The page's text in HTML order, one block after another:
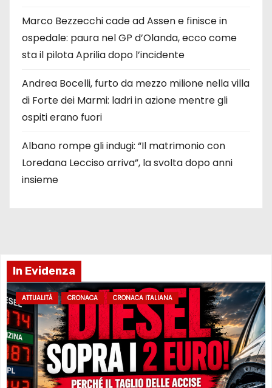
Marco Bezzecchi cade ad Assen e finisce in
ospedale: paura nel GP d’Olanda, ecco come
sta il pilota Aprilia dopo l’incidente
Andrea Bocelli, furto da mezzo milione nella villa
di Forte dei Marmi: ladri in azione mentre gli
ospiti erano fuori
Albano rompe gli indugi: “Il matrimonio con
Loredana Lecciso arriva”, la svolta dopo anni
insieme
In Evidenza
ATTUALITÀ CRONACA CRONACA ITALIANA